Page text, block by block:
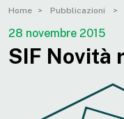
Home Pubblicazioni
28 novembre 2015
SIF Novità